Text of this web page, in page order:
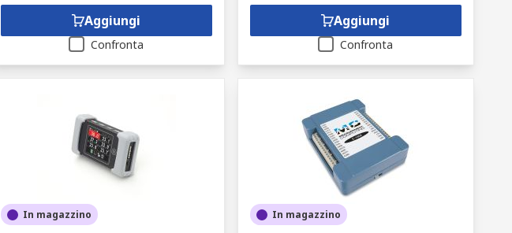
Aggiungi
Confronta
Aggiungi
Confronta
In magazzino In magazzino